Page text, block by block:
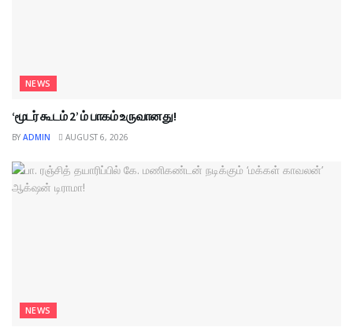
NEWS
‘மூடர் கூடம் 2’ ம் பாகம் உருவானது!
BY ADMIN AUGUST 6, 2026
NEWS